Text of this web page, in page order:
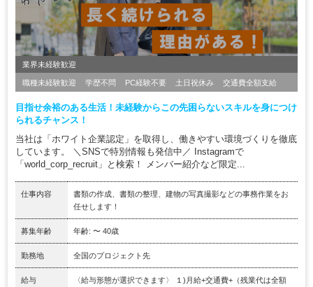
業界未経験歓迎
職種未経験歓迎 学歴不問 PC経験不要 土日祝休み 交通費全額支給
目指せ余裕のある生活！未経験からこの先困らないスキルを身につけ
られるチャンス！
当社は「ホワイト企業認定」を取得し、働きやすい環境づくりを徹底
しています。 ＼SNSで特別情報も発信中／ Instagramで
「world_corp_recruit」と検索！ メンバー紹介など限定...
仕事内容
書類の作成、書類の整理、建物の写真撮影などの事務作業をお
任せします！
募集年齢 年齢: 〜 40歳
勤務地 全国のプロジェクト先
給与
〈給与形態が選択できます〉 １)月給+交通費+（残業代は全額